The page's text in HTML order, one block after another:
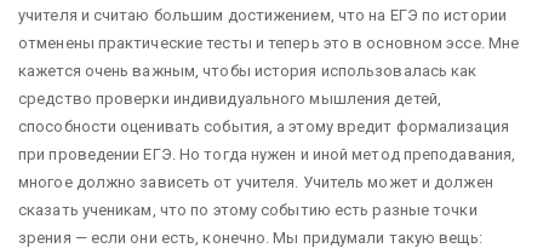
учителя и считаю большим достижением, что на ЕГЭ по истории
отменены практические тесты и теперь это в основном эссе. Мне
кажется очень важным, чтобы история использовалась как
средство проверки индивидуального мышления детей,
способности оценивать события, а этому вредит формализация
при проведении ЕГЭ. Но тогда нужен и иной метод преподавания,
многое должно зависеть от учителя. Учитель может и должен
сказать ученикам, что по этому событию есть разные точки
зрения — если они есть, конечно. Мы придумали такую вещь: